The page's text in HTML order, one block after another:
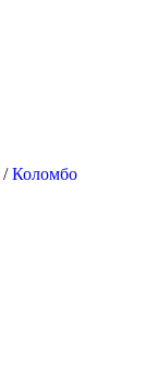
/Коломбо